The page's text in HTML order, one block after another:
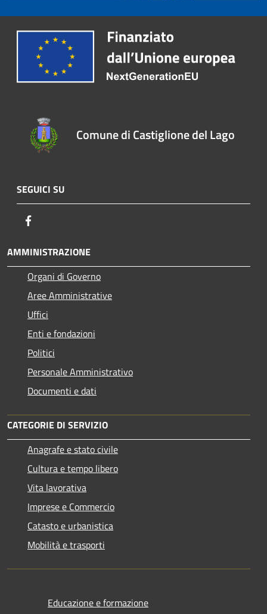
Comune di Castiglione del Lago
SEGUICI SU
AMMINISTRAZIONE
Organi di Governo
Aree Amministrative
Uffici
Enti e fondazioni
Politici
Personale Amministrativo
Documenti e dati
CATEGORIE DI SERVIZIO
Anagrafe e stato civile
Cultura e tempo libero
Vita lavorativa
Imprese e Commercio
Catasto e urbanistica
Mobilità e trasporti
Educazione e formazione